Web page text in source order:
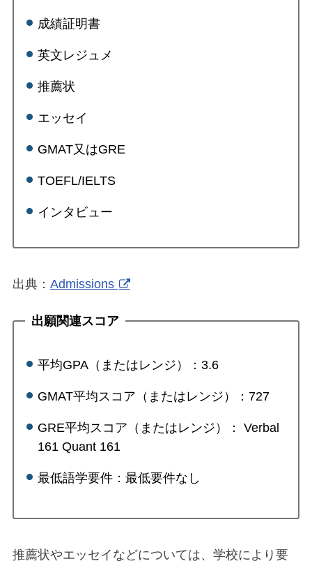
成績証明書
英文レジュメ
推薦状
エッセイ
GMAT又はGRE
TOEFL/IELTS
インタビュー
出典： Admissions
出願関連スコア
平均GPA（またはレンジ）：3.6
GMAT平均スコア（またはレンジ）：727
GRE平均スコア（またはレンジ）： Verbal
161 Quant 161
最低語学要件：最低要件なし
推薦状やエッセイなどについては、学校により要